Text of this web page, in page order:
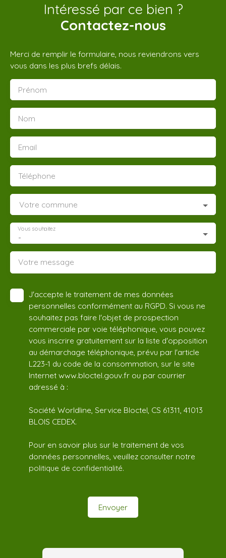
Intéressé par ce bien ?
Contactez-nous
Merci de remplir le formulaire, nous reviendrons vers
vous dans les plus brefs délais.
Prénom
Nom
Email
Téléphone
Votre commune
-
Vous souhaitez
Votre message
J'accepte le traitement de mes données
personnelles conformément au RGPD. Si vous ne
souhaitez pas faire l'objet de prospection
commerciale par voie téléphonique, vous pouvez
vous inscrire gratuitement sur la liste d'opposition
au démarchage téléphonique, prévu par l'article
L223-1 du code de la consommation, sur le site
Internet www.bloctel.gouv.fr ou par courrier
adressé à :
Société Worldline, Service Bloctel, CS 61311, 41013
BLOIS CEDEX.
Pour en savoir plus sur le traitement de vos
données personnelles, veuillez consulter notre
politique de confidentialité.
Envoyer